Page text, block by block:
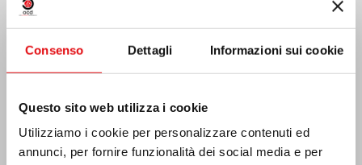
Consenso Dettagli Informazioni sui cookie
Questo sito web utilizza i cookie
Utilizziamo i cookie per personalizzare contenuti ed
annunci, per fornire funzionalità dei social media e per
Ultime Notizie: